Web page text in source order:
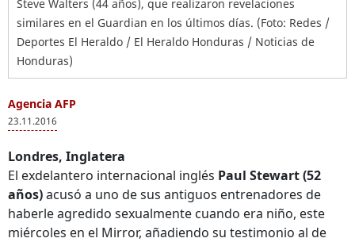
Steve Walters (44 años), que realizaron revelaciones
similares en el Guardian en los últimos días. (Foto: Redes /
Deportes El Heraldo / El Heraldo Honduras / Noticias de
Honduras)
Agencia AFP
23.11.2016
Londres, Inglatera
El exdelantero internacional inglés Paul Stewart (52
años)acusó a uno de sus antiguos entrenadores de
haberle agredido sexualmente cuando era niño, este
miércoles en el Mirror, añadiendo su testimonio al de